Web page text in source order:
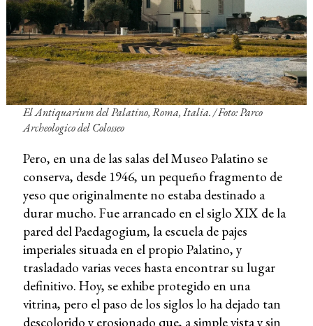
ElAntiquarium del Palatino, Roma, Italia. / Foto: Parco
Archeologico del Colosseo
Pero, en una de las salas del Museo Palatino se
conserva, desde 1946, un pequeño fragmento de
yeso que originalmente no estaba destinado a
durar mucho. Fue arrancado en el siglo XIX de la
pared del Paedagogium, la escuela de pajes
imperiales situada en el propio Palatino, y
trasladado varias veces hasta encontrar su lugar
definitivo. Hoy, se exhibe protegido en una
vitrina, pero el paso de los siglos lo ha dejado tan
descolorido y erosionado que, a simple vista y sin